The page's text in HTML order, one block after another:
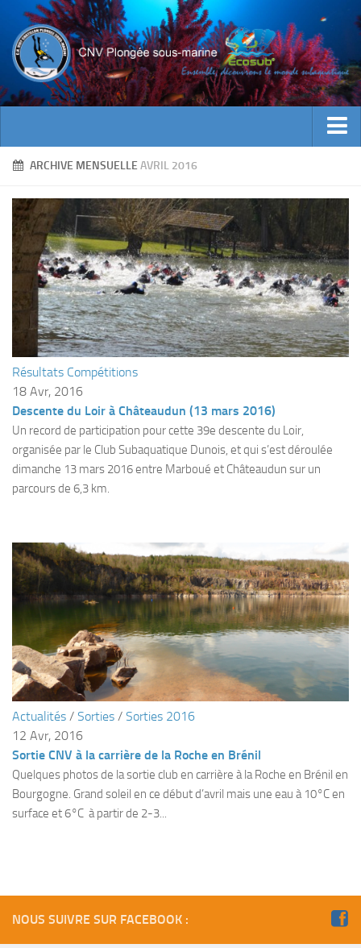
ACTUALITES
INFOS CNV
Bienvenue
Contacts
Documents utiles
Encadrement
Historique
Plouf
ECOLE DE PLONGEE
Formations
Jeune plongeur
Plongeur N1
Maintien des acquis
Guide de palanquée N4
Initiateur
Moniteur Fédéral
Organisation
Responsables
Fosse
Sorties techniques
APNEE
SORTIES
Sorties 2024
Sorties 2023
ARCHIVE MENSUELLEAVRIL 2016
Résultats Compétitions
18 Avr, 2016
Descente du Loir à Châteaudun (13 mars 2016)
Un record de participation pour cette 39e descente du Loir,
organisée par le Club Subaquatique Dunois, et qui s’est déroulée
dimanche 13 mars 2016 entre Marboué et Châteaudun sur un
parcours de 6,3 km.
Actualités / Sorties / Sorties 2016
12 Avr, 2016
Sortie CNV à la carrière de la Roche en Brénil
Quelques photos de la sortie club en carrière à la Roche en Brénil en
Bourgogne. Grand soleil en ce début d’avril mais une eau à 10°C en
surface et 6°C à partir de 2-3...
NOUS SUIVRE SUR FACEBOOK :